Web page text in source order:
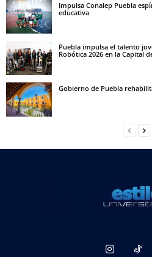
Impulsa Conalep Puebla
educativa
Puebla impulsa el talento
Robótica 2026 en la Capital
Gobierno de Puebla